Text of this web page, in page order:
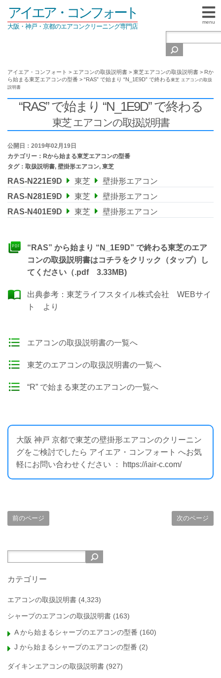
menu
アイエア・コンフォート
大阪・神戸・京都のエアコンクリーニング専門店
アイエア・コンフォート > エアコンの取扱説明書 > 東芝エアコンの取扱説明書 > Rか
ら始まる東芝エアコンの型番 > “RAS” で始まり “N_1E9D” で終わる東芝 エアコンの取扱
説明書
“RAS” で始まり “N_1E9D” で終わる
東芝 エアコンの取扱説明書
公開日：2019年02月19日
カテゴリー： Rから始まる東芝エアコンの型番
タグ： 取扱説明書, 壁掛形エアコン, 東芝
RAS-N221E9D 東芝
壁掛形エアコン
RAS-N281E9D
東芝
壁掛形エアコン
RAS-N401E9D
東芝 壁掛形エアコン
“RAS” から始まり “N_1E9D” で終わる東芝のエア
コンの取扱説明書はコチラをクリック（タップ）し
てください（.pdf 3.33MB)
出典参考： 東芝ライフスタイル株式会社 WEBサイ
ト
より
エアコンの取扱説明書の一覧へ
東芝のエアコンの取扱説明書の一覧へ
“R” で始まる東芝のエアコンの一覧へ
大阪 神戸 京都で東芝の壁掛形エアコンのクリーニン
グをご検討でしたら アイエア・コンフォート へお気
軽にお問い合わせください ： https://iair-c.com/
前のページ 次のページ
カテゴリー
エアコンの取扱説明書 (4,323)
シャープのエアコンの取扱説明書 (163)
A から始まるシャープのエアコンの型番 (160)
J から始まるシャープのエアコンの型番 (2)
ダイキンエアコンの取扱説明書 (927)